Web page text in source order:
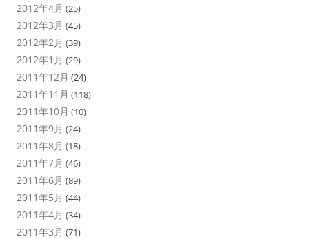
2012年4月 (25)
2012年3月 (45)
2012年2月 (39)
2012年1月 (29)
2011年12月 (24)
2011年11月 (118)
2011年10月 (10)
2011年9月 (24)
2011年8月 (18)
2011年7月 (46)
2011年6月 (89)
2011年5月 (44)
2011年4月 (34)
2011年3月 (71)